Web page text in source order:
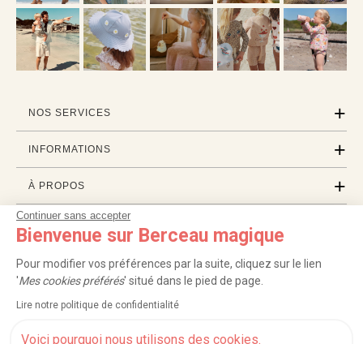
Continuer sans accepter
Bienvenue sur Berceau magique
Pour modifier vos préférences par la suite, cliquez sur le lien
'Mes cookies préférés' situé dans le pied de page.
Lire notre politique de confidentialité
Voici pourquoi nous utilisons des cookies.
NOS SERVICES
INFORMATIONS
À PROPOS
PROFESSIONNELS
LISTES CADEAUX
Service après-vente| FAQ |Rappels de produits|Protection des données